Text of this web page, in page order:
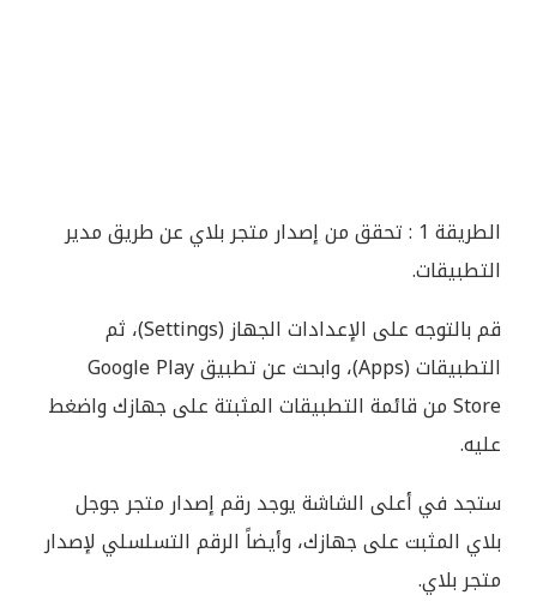
الطريقة 1 : تحقق من إصدار متجر بلاي عن طريق مدير
التطبيقات.
قم بالتوجه على الإعدادات الجهاز (Settings)، ثم
التطبيقات (Apps)، وابحث عن تطبيق Google Play
Store من قائمة التطبيقات المثبتة على جهازك واضغط
عليه.
ستجد في أعلى الشاشة يوجد رقم إصدار متجر جوجل
بلاي المثبت على جهازك، وأيضاً الرقم التسلسلي لإصدار
متجر بلاي.